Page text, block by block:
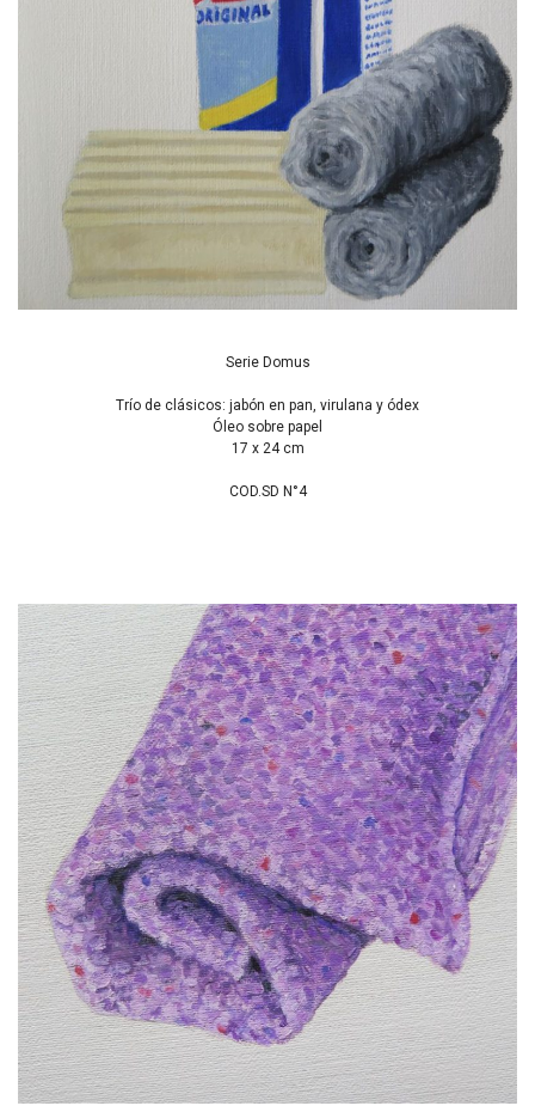
Serie Domus
Trío de clásicos: jabón en pan, virulana y ódex
Óleo sobre papel
17 x 24 cm
COD.SD N°4